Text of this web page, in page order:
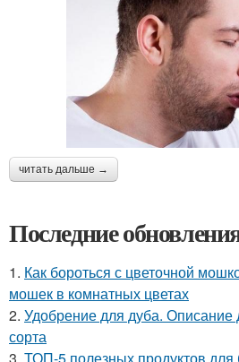
читать дальше →
Последние
1. Как бороться с цветочной
мошек в комнатных цветах
2. Удобрение для дуба. Описание
сорта